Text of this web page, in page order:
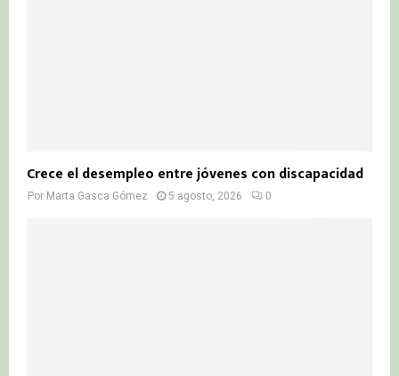
Crece el desempleo entre jóvenes con discapacidad
Por Marta Gasca Gómez 5 agosto, 2026 0